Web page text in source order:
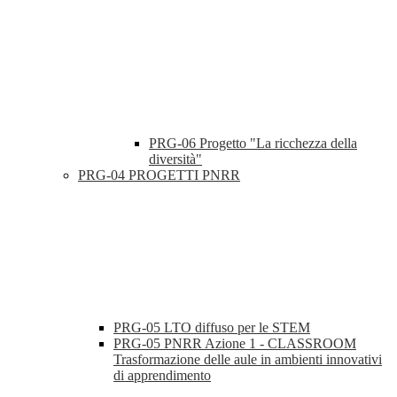
PRG-06 Progetto "La ricchezza della
diversità"
PRG-04 PROGETTI PNRR
PRG-05 LTO diffuso per le STEM
PRG-05 PNRR Azione 1 - CLASSROOM
Trasformazione delle aule in ambienti innovativi
di apprendimento